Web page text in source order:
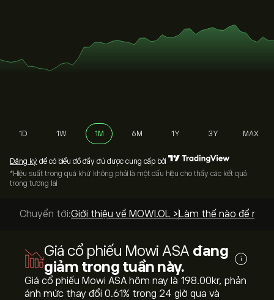
1D 1W 1M 6M 1Y 3Y MAX
Đăng ký để có biểu đồ đầy đủ được cung cấp bởi
*Hiệu suất trong quá khứ không phải là một dấu hiệu cho thấy các kết quả
trong tương lai
Chuyển tới:Giới thiệu về MOWI.OL > Làm thế nào để
Giá cổ phiếu Mowi ASA đang
giảm trong tuần này.
i
Giá cổ phiếu Mowi ASA hôm nay là 198.00‎kr‎, phản
ánh mức thay đổi ‎0.61‎% trong 24 giờ qua và